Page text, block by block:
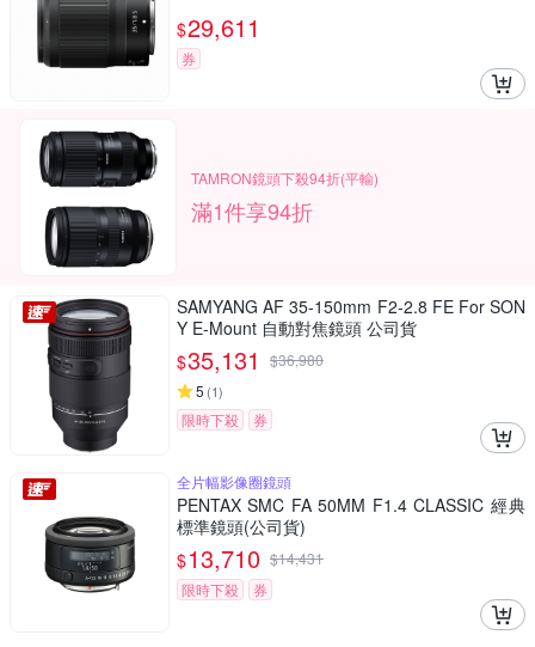
$29,611
券
TAMRON鏡頭下殺94折(平輸)
滿1件享94折
SAMYANG AF 35-150mm F2-2.8 FE For SON
Y E-Mount 自動對焦鏡頭 公司貨
$35,131 $36,980
5 (1)
限時下殺 券
全片幅影像圈鏡頭
PENTAX SMC FA 50MM F1.4 CLASSIC 經典
標準鏡頭(公司貨)
$13,710 $14,431
限時下殺
券